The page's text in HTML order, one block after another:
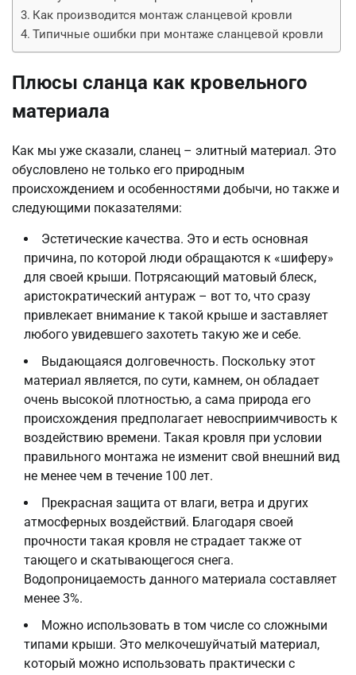
Как производится монтаж сланцевой кровли
Типичные ошибки при монтаже сланцевой кровли
Плюсы сланца как кровельного
материала
Как мы уже сказали, сланец – элитный материал. Это
обусловлено не только его природным
происхождением и особенностями добычи, но также и
следующими показателями:
Эстетические качества. Это и есть основная
причина, по которой люди обращаются к «шиферу»
для своей крыши. Потрясающий матовый блеск,
аристократический антураж – вот то, что сразу
привлекает внимание к такой крыше и заставляет
любого увидевшего захотеть такую же и себе.
Выдающаяся долговечность. Поскольку этот
материал является, по сути, камнем, он обладает
очень высокой плотностью, а сама природа его
происхождения предполагает невосприимчивость к
воздействию времени. Такая кровля при условии
правильного монтажа не изменит свой внешний вид
не менее чем в течение 100 лет.
Прекрасная защита от влаги, ветра и других
атмосферных воздействий. Благодаря своей
прочности такая кровля не страдает также от
тающего и скатывающегося снега.
Водопроницаемость данного материала составляет
менее 3%.
Можно использовать в том числе со сложными
типами крыши. Это мелкочешуйчатый материал,
который можно использовать практически с